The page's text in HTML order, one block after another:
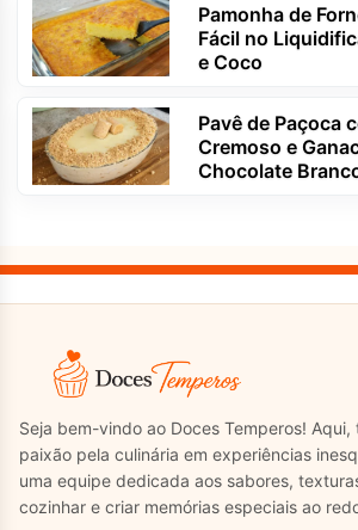
Pamonha de
Fácil no
e Coco
Pavê de Paçoca
Cremoso e
Chocolate
Seja bem-vindo ao Doces Temperos! Aqui,
paixão pela culinária em experiências
uma equipe dedicada aos sabores,
cozinhar e criar memórias especiais ao